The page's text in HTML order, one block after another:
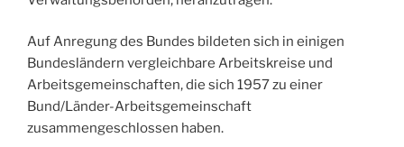
Auf Anregung des Bundes bildeten sich in einigen
Bundesländern vergleichbare Arbeitskreise und
Arbeitsgemeinschaften, die sich 1957 zu einer
Bund/Länder-Arbeitsgemeinschaft
zusammengeschlossen haben.